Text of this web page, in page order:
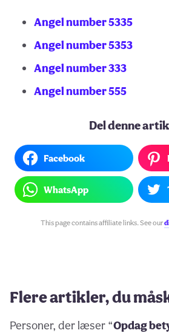
Angel number 5335
Angel number 5353
Angel number 333
Angel number 555
Del denne
Facebook
WhatsApp
This page contains affiliate links. See our
Flere artikler, du
Personer, der læser “Opdag